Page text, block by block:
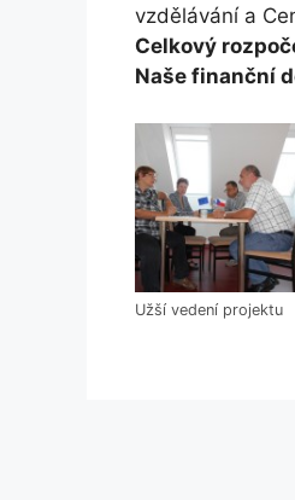
vzdělávání a
Celkový
Naše
Užší vedení projektu